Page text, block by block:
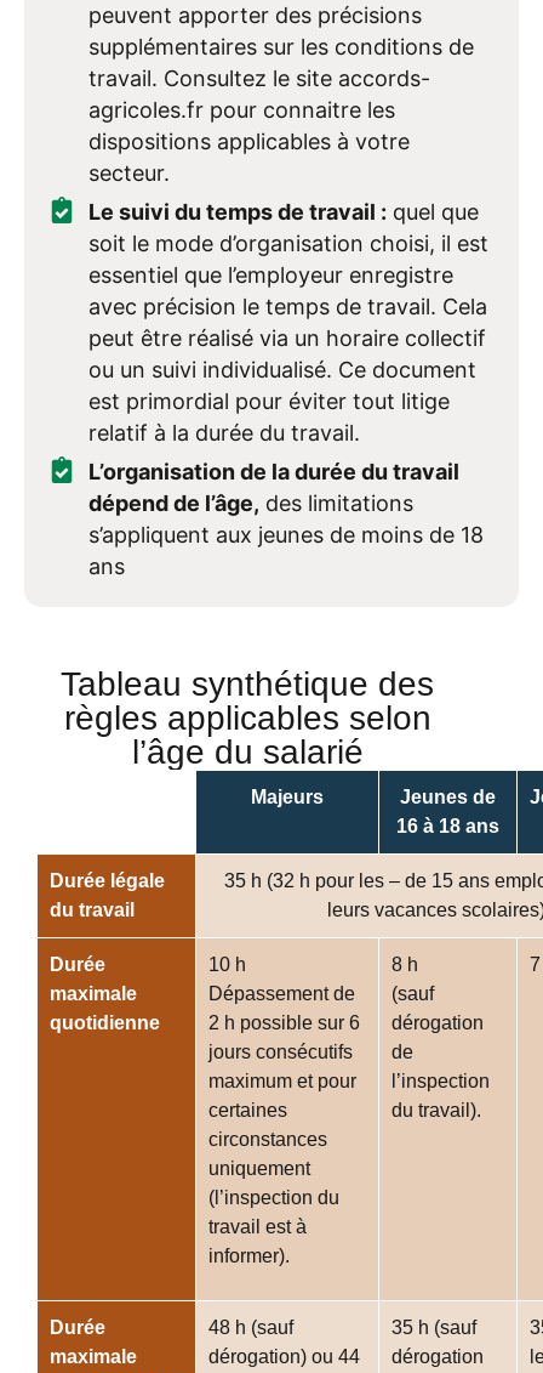
peuvent apporter des précisions
supplémentaires sur les conditions de
travail. Consultez le site accords-
agricoles.fr pour connaitre les
dispositions applicables à votre
secteur.
Le suivi du temps de travail : quel que
soit le mode d’organisation choisi, il est
essentiel que l’employeur enregistre
avec précision le temps de travail. Cela
peut être réalisé via un horaire collectif
ou un suivi individualisé. Ce document
est primordial pour éviter tout litige
relatif à la durée du travail.
L’organisation de la durée du travail
dépend de l’âge, des limitations
s’appliquent aux jeunes de moins de 18
ans
Tableau synthétique des
règles applicables selon
l’âge du salarié
Majeurs
Jeunes de
16 à 18 ans
Durée légale
du travail
35 h (32 h pour les – de 15 ans
leurs vacances
Durée
maximale
quotidienne
10 h
Dépassement de
2 h possible sur 6
jours consécutifs
maximum et pour
certaines
circonstances
uniquement
(l’inspection du
travail est à
informer).
8 h
(sauf
dérogation
de
l’inspection
du travail).
Durée
maximale
48 h (sauf
dérogation) ou 44
35 h (sauf
dérogation